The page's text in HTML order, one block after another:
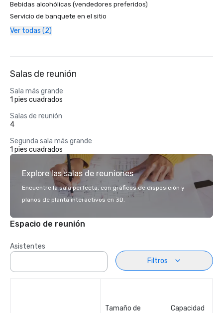
Bebidas alcohólicas (vendedores preferidos)
Servicio de banquete en el sitio
Ver todas (2)
Salas de reunión
Sala más grande
1 pies cuadrados
Salas de reunión
4
Segunda sala más grande
1 pies cuadrados
Explore las salas de reuniones
Encuentre la sala perfecta, con gráficos de disposición y
planos de planta interactivos en 3D.
Espacio de reunión
Asistentes
Filtros
Tamaño de
Capacidad